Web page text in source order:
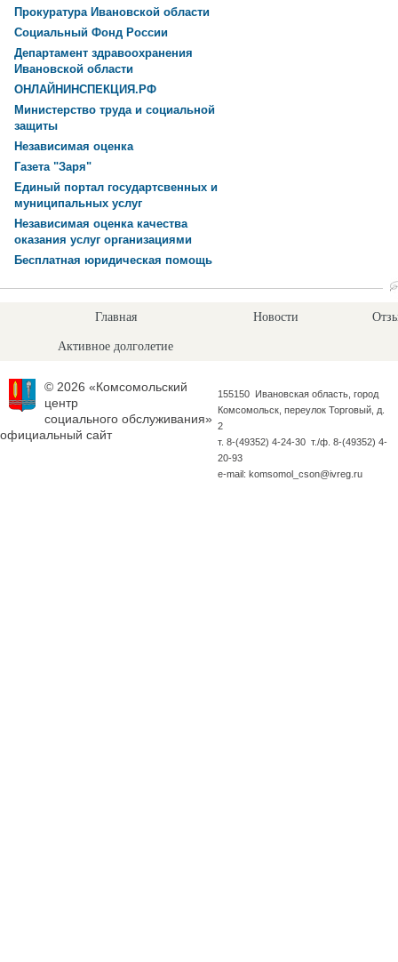
Прокуратура Ивановской области
Социальный Фонд России
Департамент здравоохранения
Ивановской области
ОНЛАЙНИНСПЕКЦИЯ.РФ
Министерство труда и социальной
защиты
Независимая оценка
Газета "Заря"
Единый портал государтсвенных и
муниципальных услуг
Независимая оценка качества
оказания услуг организациями
Бесплатная юридическая помощь
Главная Новости
Активное долголетие
© 2026 «Комсомольский
центр
социального обслуживания»
официальный сайт
155150 Ивановская область, город
Комсомольск, переулок Торговый, д.
2
т. 8-(49352) 4-24-30 т./ф. 8-(49352) 4-
20-93
e-mail: komsomol_cson@ivreg.ru